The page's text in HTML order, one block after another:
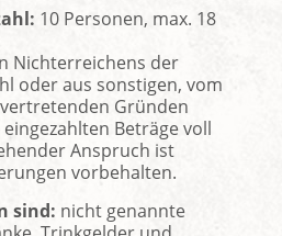
10 Personen, max. 18
Nichterreichens der
oder aus sonstigen, vom
Gründen
Beträge voll
Anspruch ist
vorbehalten.
sind: nicht genannte